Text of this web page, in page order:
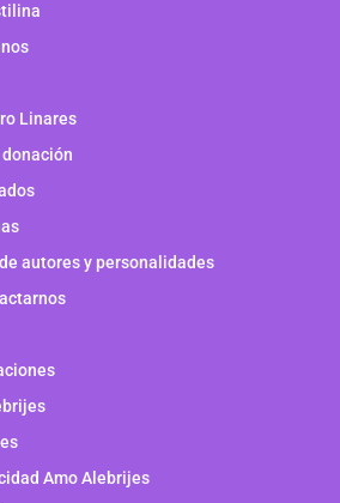
Linares
autores y personalidades
Amo Alebrijes